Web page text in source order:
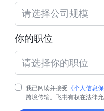
请选择公司规模
你的职位
请选择你的职位
我已阅读并接受 《个人信息
跨境传输。飞书有权在法律